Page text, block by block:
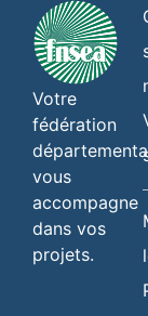
Votre
fédération
vous
accompagne
dans vos
projets.